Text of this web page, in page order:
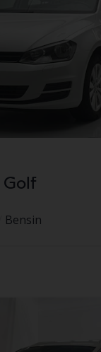
Golf
Bensin